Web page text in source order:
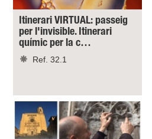
Itinerari VIRTUAL: passeig
per l'invisible. Itinerari
químic per la c…
Ref. 32.1